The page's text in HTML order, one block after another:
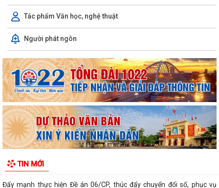
Tác phẩm Văn học, nghệ thuật
Người phát ngôn
TIN MỚI
vi phạm trật tự xây dựng đối...
Xã Kiến Thụy kiểm tra tình hình phát sinh sâu cuốn lá nhỏ lứa 5 và các
sinh vật gây hại trên các...
Xã Kiến Thụy triển khai đợt cao điểm "90 ngày tăng tốc - về đích khám
sức khỏe toàn dân năm 2026"...
Xã Kiến Thụy: Tổ chức hội nghị hướng dẫn cài đặt và sử dụng ứng
dụng eTax Mobile
tỉnh Quảng Ninh trở thành thành...
Đẩy mạnh thực hiện Đề án 06/CP, thúc đẩy chuyển đổi số, phục vụ